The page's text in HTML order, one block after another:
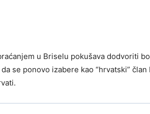
u Briselu pokušava dodvoriti
se ponovo izabere kao “hrvatski”